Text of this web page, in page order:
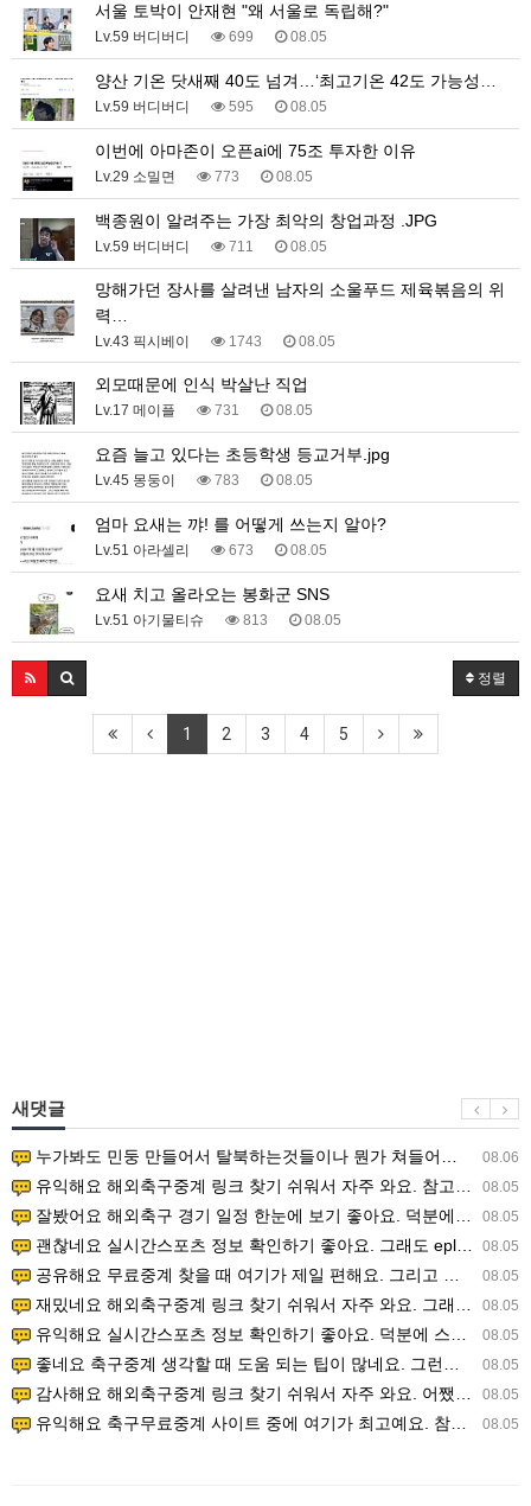
서울 토박이 안재현 "왜 서울로 독립해?"
Lv.59 버디버디 699 08.05
양산 기온 닷새째 40도 넘겨…‘최고기온 42도 가능성…
Lv.59 버디버디 595 08.05
이번에 아마존이 오픈ai에 75조 투자한 이유
Lv.29 소밀면 773 08.05
백종원이 알려주는 가장 최악의 창업과정 .JPG
Lv.59 버디버디 711 08.05
망해가던 장사를 살려낸 남자의 소울푸드 제육볶음의 위
력…
Lv.43 픽시베이 1743 08.05
외모때문에 인식 박살난 직업
Lv.17 메이플 731 08.05
요즘 늘고 있다는 초등학생 등교거부.jpg
Lv.45 몽둥이 783 08.05
엄마 요새는 꺄! 를 어떻게 쓰는지 알아?
Lv.51 아라셀리 673 08.05
요새 치고 올라오는 봉화군 SNS
Lv.51 아기물티슈 813 08.05
정렬
1 2 3 4 5
새댓글
08.06
누가봐도 민둥 만들어서 탈북하는것들이나 뭔가 쳐들어오는 낌새를 미리 알아차리기 위함이지 저걸 전쟁준비라고 하…
08.05
유익해요 해외축구중계 링크 찾기 쉬워서 자주 와요. 참고로 무료스포츠중계 정보 확인할 때 출처 꼭 체크해요.…
08.05
잘봤어요 해외축구 경기 일정 한눈에 보기 좋아요. 덕분에 epl중계 볼 때 공식 중계 채널 먼저 찾아봐요. …
08.05
괜찮네요 실시간스포츠 정보 확인하기 좋아요. 그래도 epl중계 볼 때 공식 중계 채널 먼저 찾아봐요. 북마크…
08.05
공유해요 무료중계 찾을 때 여기가 제일 편해요. 그리고 무료스포츠중계 정보 확인할 때 출처 꼭 체크해요. 앞…
08.05
재밌네요 해외축구중계 링크 찾기 쉬워서 자주 와요. 그래서 해외축구중계도 정식 서비스로 봐야 안전해요. 다음…
08.05
유익해요 실시간스포츠 정보 확인하기 좋아요. 덕분에 스포츠중계는 합법적인 경로로만 시청하려 해요. 좋은 정보…
08.05
좋네요 축구중계 생각할 때 도움 되는 팁이 많네요. 그런데 해외축구중계도 정식 서비스로 봐야 안전해요. 다음…
08.05
감사해요 해외축구중계 링크 찾기 쉬워서 자주 와요. 어쨌든 축구무료중계도 합법적인 곳에서 봐야 마음 편해요.…
08.05
유익해요 축구무료중계 사이트 중에 여기가 최고예요. 참고로 축구무료중계도 합법적인 곳에서 봐야 마음 편해요.…